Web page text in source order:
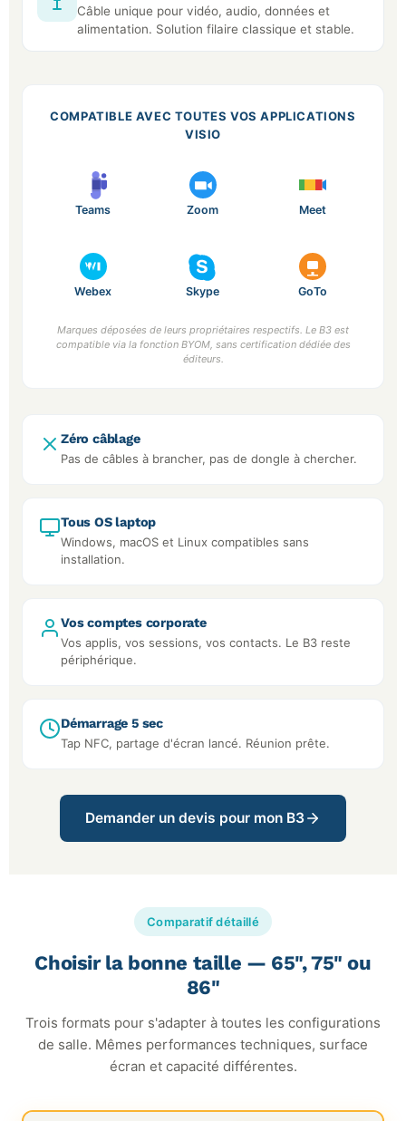
Câble unique pour vidéo, audio, données et
alimentation. Solution filaire classique et stable.
COMPATIBLE AVEC TOUTES VOS APPLICATIONS
VISIO
Teams Zoom Meet
Webex Skype GoTo
Marques déposées de leurs propriétaires respectifs. Le B3 est
compatible via la fonction BYOM, sans certification dédiée des
éditeurs.
Zéro câblage
Pas de câbles à brancher, pas de dongle à chercher.
Tous OS laptop
Windows, macOS et Linux compatibles sans
installation.
Vos comptes corporate
Vos applis, vos sessions, vos contacts. Le B3 reste
périphérique.
Démarrage 5 sec
Tap NFC, partage d'écran lancé. Réunion prête.
Demander un devis pour mon B3
Comparatif détaillé
Choisir la bonne taille — 65", 75" ou
86"
Trois formats pour s'adapter à toutes les configurations
de salle. Mêmes performances techniques, surface
écran et capacité différentes.